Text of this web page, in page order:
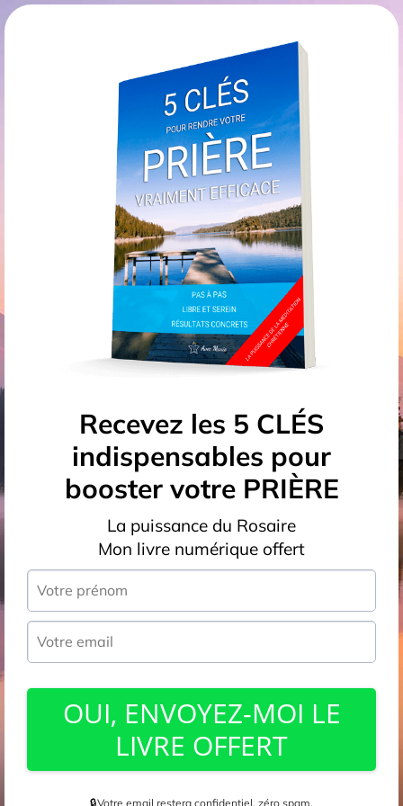
Recevez les 5 CLÉS
indispensables pour
booster votre PRIÈRE
La puissance du Rosaire
Mon livre numérique offert
OUI, ENVOYEZ-MOI LE
LIVRE OFFERT
🔒Votre email restera confidentiel, zéro spam.